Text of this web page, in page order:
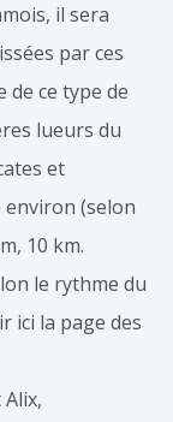
il sera
par ces
de ce type de
lueurs du
et
environ (selon
10 km.
le rythme du
ici la page des